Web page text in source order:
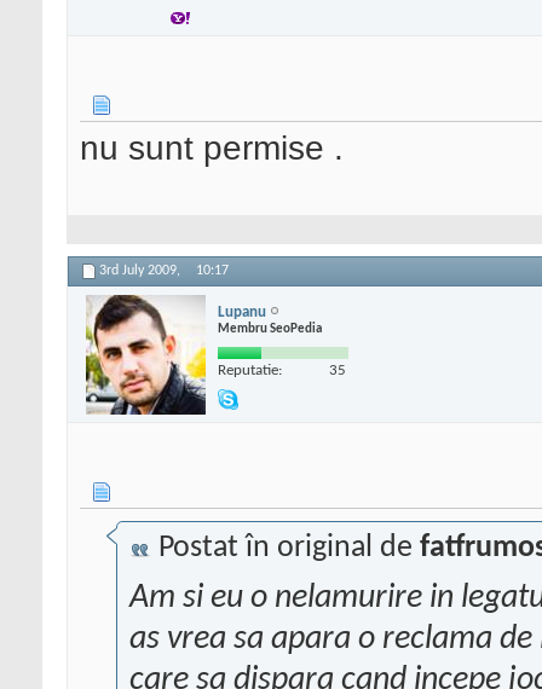
nu sunt permise .
3rd July 2009, 10:17
Lupanu
Membru SeoPedia
Reputatie: 35
Postat în original de
Am si eu o nelamurire in
as vrea sa apara o reclama
care sa dispara cand incepe